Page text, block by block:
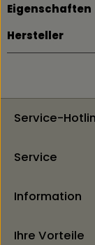
Eigenschaften
Hersteller
Service-
Service
Information
Ihre Vorteile